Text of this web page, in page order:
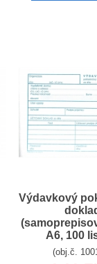
Výdavkový
A6, 100
(obj.č.